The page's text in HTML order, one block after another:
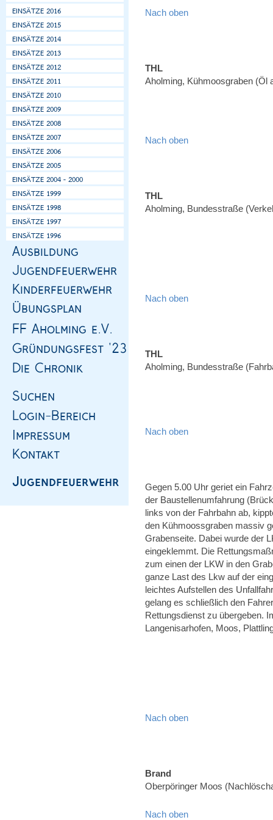
Nach oben
THL
Aholming, Kühmoosgraben (Öl
Nach oben
THL
Aholming, Bundesstraße
Nach oben
THL
Aholming, Bundesstraße
Nach oben
Gegen 5.00 Uhr geriet ein
der Baustellenumfahrung
links von der Fahrbahn ab,
den Kühmoossgraben massiv
Grabenseite. Dabei wurde der
eingeklemmt. Die
zum einen der LKW in den
ganze Last des Lkw auf der
leichtes Aufstellen des
gelang es schließlich den
Rettungsdienst zu übergeben.
Langenisarhofen, Moos,
Nach oben
Brand
Oberpöringer Moos
Nach oben